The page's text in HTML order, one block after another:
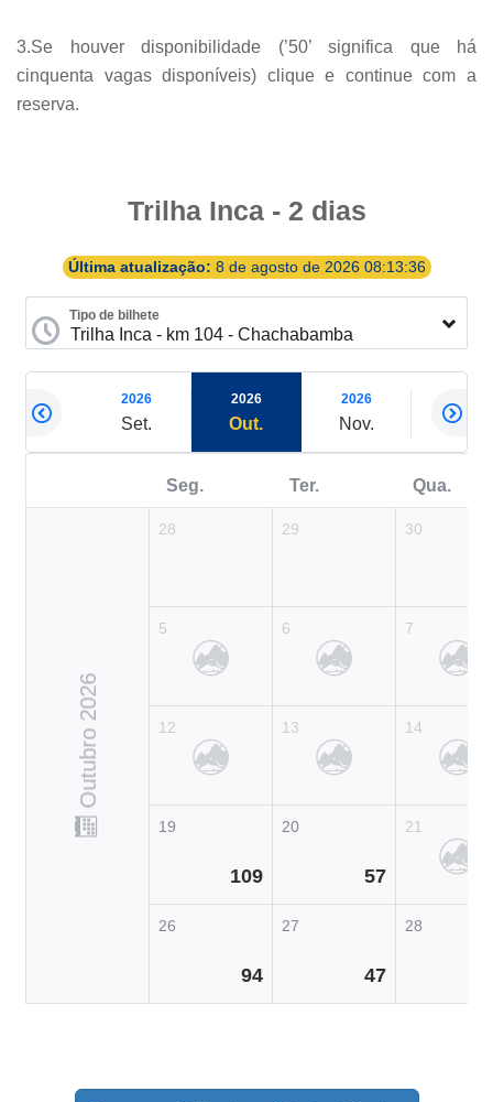
3.Se houver disponibilidade (’50’ significa que há
cinquenta vagas disponíveis) clique e continue com a
reserva.
Trilha Inca - 2 dias
Última atualização: 8 de agosto de 2026 08:13:36
Tipo de bilhete
Ago.
2026
Set.
2026
Out.
2026
Nov. Dez.
Outubro 2026
Seg.
28
5
12
19
109
26
94
Ter.
29
6
13
20
57
27
47
Qua.
30
7
14
21
28